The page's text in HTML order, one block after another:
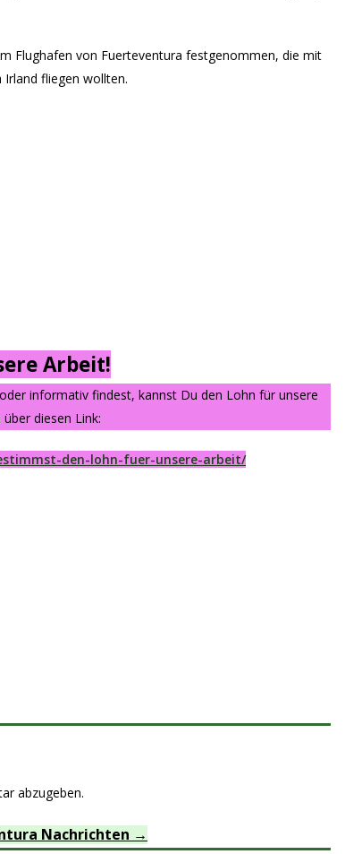
Flughafen von Fuerteventura festgenommen, die mit
Irland fliegen wollten.
Arbeit!
informativ findest, kannst Du den Lohn für unsere
diesen Link:
den-lohn-fuer-unsere-arbeit/
abzugeben.
Nachrichten